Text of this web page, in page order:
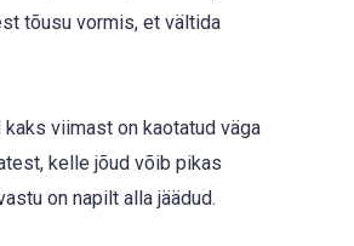
tõusu vormis, et vältida
viimast on kaotatud väga
kelle jõud võib pikas
on napilt alla jäädud.